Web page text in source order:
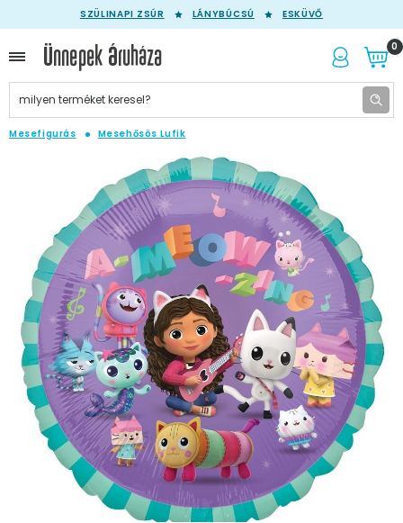
SZÜLINAPI ZSÚR LÁNYBÚCSÚ ESKÜVŐ
0
Mesefigurás Mesehősös Lufik